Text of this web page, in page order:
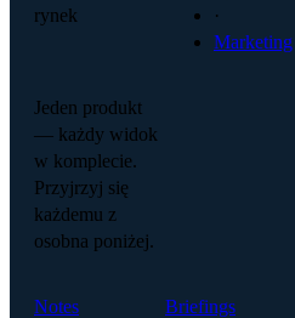
rynek
·
Marketing
Jeden produkt
— każdy widok
w komplecie.
Przyjrzyj się
każdemu z
osobna poniżej.
Notes Briefings